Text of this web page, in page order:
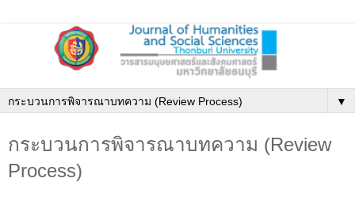
▼
กระบวนการพิจารณาบทความ (Review
Process)